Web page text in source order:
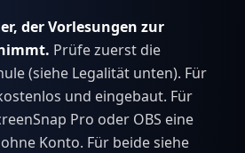
der Vorlesungen zur
Prüfe zuerst die
(siehe Legalität unten). Für
und eingebaut. Für
Pro oder OBS eine
Konto. Für beide siehe